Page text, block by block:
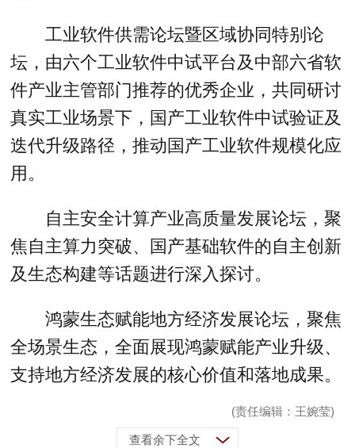
工业软件供需论坛暨区域协同特别论
坛，由六个工业软件中试平台及中部六省软
件产业主管部门推荐的优秀企业，共同研讨
真实工业场景下，国产工业软件中试验证及
迭代升级路径，推动国产工业软件规模化应
用。
自主安全计算产业高质量发展论坛，聚
焦自主算力突破、国产基础软件的自主创新
及生态构建等话题进行深入探讨。
鸿蒙生态赋能地方经济发展论坛，聚焦
全场景生态，全面展现鸿蒙赋能产业升级、
支持地方经济发展的核心价值和落地成果。
(责任编辑：王婉莹)
查看余下全文